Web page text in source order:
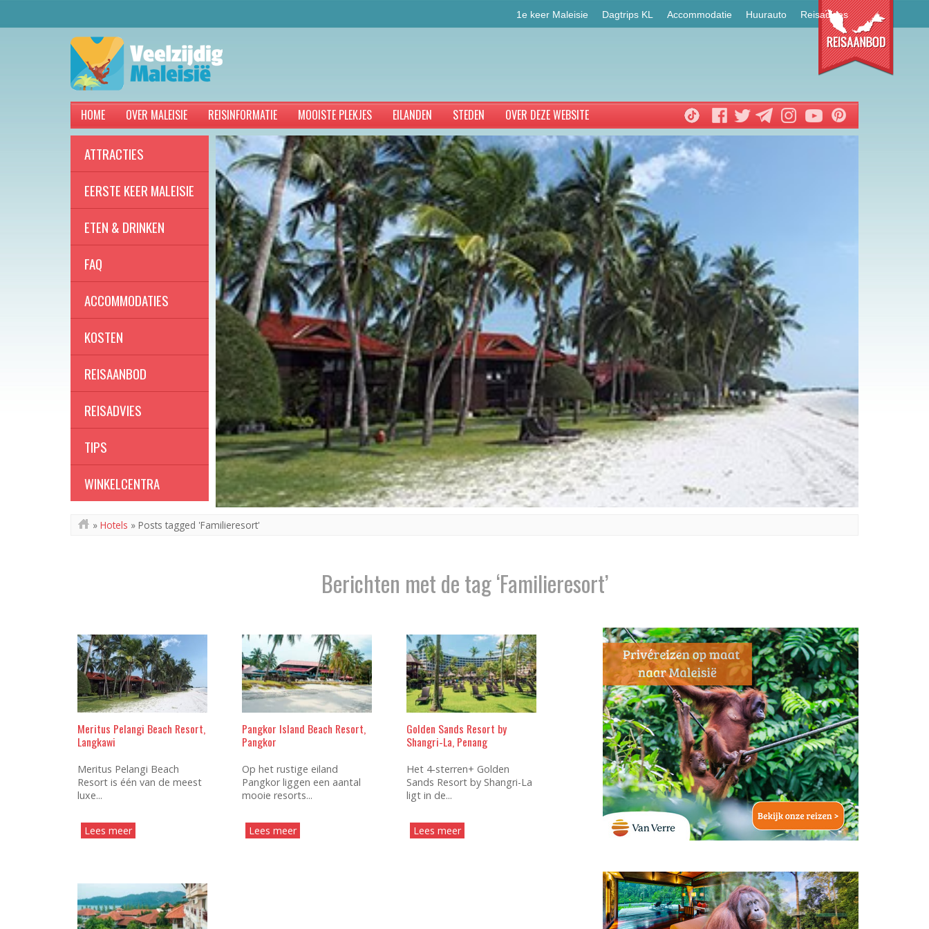
1e keer Maleisie Dagtrips KL Accommodatie Huurauto Reisadvies
HOME OVER MALEISIE REISINFORMATIE MOOISTE PLEKJES EILANDEN STEDEN OVER DEZE WEBSITE
ATTRACTIES
EERSTE KEER MALEISIE
ETEN & DRINKEN
FAQ
ACCOMMODATIES
KOSTEN
REISAANBOD
REISADVIES
TIPS
WINKELCENTRA
» Hotels » Posts tagged 'Familieresort'
Berichten met de tag ‘Familieresort’
Meritus Pelangi Beach Resort,
Langkawi
Meritus Pelangi Beach
Resort is één van de meest
luxe...
Lees meer
Pangkor Island Beach Resort,
Pangkor
Op het rustige eiland
Pangkor liggen een aantal
mooie resorts...
Lees meer
Golden Sands Resort by
Shangri-La, Penang
Het 4-sterren+ Golden
Sands Resort by Shangri-La
ligt in de...
Lees meer